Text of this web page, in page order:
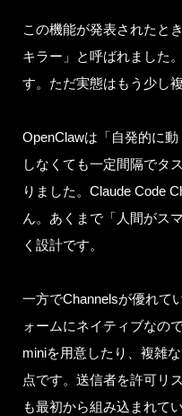
この機能が発表されたと
キラー」と呼ばれました
す。ただ実態はもう少し複
OpenClawは「自発的に
しなくても一定間隔でタ
りました。Claude Code
ん。あくまで「人間がス
く設計です。
一方でChannelsが優れて
ォームにネイティブなの
miniを用意したり、複雑
点です。送信者を許可リ
も最初から組み込まれてい